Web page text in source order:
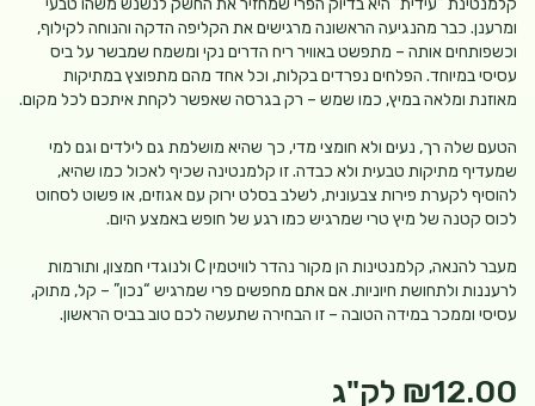
קלמנטינת “עידית” היא בדיוק הפרי שמחזיר את החשק לנשנש משהו טבעי
ומרענן. כבר מהנגיעה הראשונה מרגישים את הקליפה הדקה והנוחה לקילוף,
וכשפותחים אותה – מתפשט באוויר ריח הדרים נקי ומשמח שמבשר על ביס
עסיסי במיוחד. הפלחים נפרדים בקלות, וכל אחד מהם מתפוצץ במתיקות
מאוזנת ומלאה במיץ, כמו שמש – רק בגרסה שאפשר לקחת איתכם לכל מקום.
הטעם שלה רך, נעים ולא חומצי מדי, כך שהיא מושלמת גם לילדים וגם למי
שמעדיף מתיקות טבעית ולא כבדה. זו קלמנטינה שכיף לאכול כמו שהיא,
להוסיף לקערת פירות צבעונית, לשלב בסלט ירוק עם אגוזים, או פשוט לסחוט
לכוס קטנה של מיץ טרי שמרגיש כמו רגע של חופש באמצע היום.
מעבר להנאה, קלמנטינות הן מקור נהדר לוויטמין C ולנוגדי חמצון, ותורמות
לרעננות ולתחושת חיוניות. אם אתם מחפשים פרי שמרגיש “נכון” – קל, מתוק,
עסיסי וממכר במידה הטובה – זו הבחירה שתעשה לכם טוב בביס הראשון.
₪12.00 לק"ג